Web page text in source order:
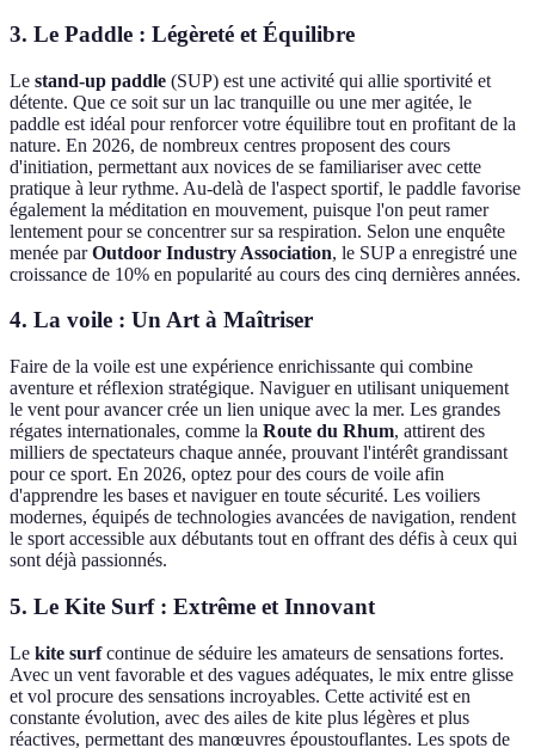
3. Le Paddle : Légèreté et Équilibre
Le stand-up paddle (SUP) est une activité qui allie sportivité et
détente. Que ce soit sur un lac tranquille ou une mer agitée, le
paddle est idéal pour renforcer votre équilibre tout en profitant de la
nature. En 2026, de nombreux centres proposent des cours
d'initiation, permettant aux novices de se familiariser avec cette
pratique à leur rythme. Au-delà de l'aspect sportif, le paddle favorise
également la méditation en mouvement, puisque l'on peut ramer
lentement pour se concentrer sur sa respiration. Selon une enquête
menée parOutdoor Industry Association, le SUP a enregistré une
croissance de 10% en popularité au cours des cinq dernières années.
4. La voile : Un Art à Maîtriser
Faire de la voile est une expérience enrichissante qui combine
aventure et réflexion stratégique. Naviguer en utilisant uniquement
le vent pour avancer crée un lien unique avec la mer. Les grandes
régates internationales, comme la Route du Rhum, attirent des
milliers de spectateurs chaque année, prouvant l'intérêt grandissant
pour ce sport. En 2026, optez pour des cours de voile afin
d'apprendre les bases et naviguer en toute sécurité. Les voiliers
modernes, équipés de technologies avancées de navigation, rendent
le sport accessible aux débutants tout en offrant des défis à ceux qui
sont déjà passionnés.
5. Le Kite Surf : Extrême et Innovant
Le kite surfcontinue de séduire les amateurs de sensations fortes.
Avec un vent favorable et des vagues adéquates, le mix entre glisse
et vol procure des sensations incroyables. Cette activité est en
constante évolution, avec des ailes de kite plus légères et plus
réactives, permettant des manœuvres époustouflantes. Les spots de